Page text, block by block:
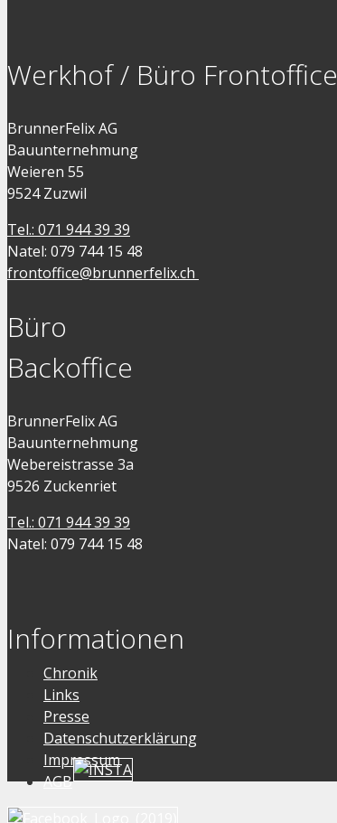
Werkhof / Büro Frontoffice
BrunnerFelix AG
Bauunternehmung
Weieren 55
9524 Zuzwil
Tel.: 071 944 39 39
Natel: 079 744 15 48
frontoffice@brunnerfelix.ch
Büro
Backoffice
BrunnerFelix AG
Bauunternehmung
Webereistrasse 3a
9526 Zuckenriet
Tel.: 071 944 39 39
Natel: 079 744 15 48
Informationen
Chronik
Links
Presse
Datenschutzerklärung
Impressum
AGB